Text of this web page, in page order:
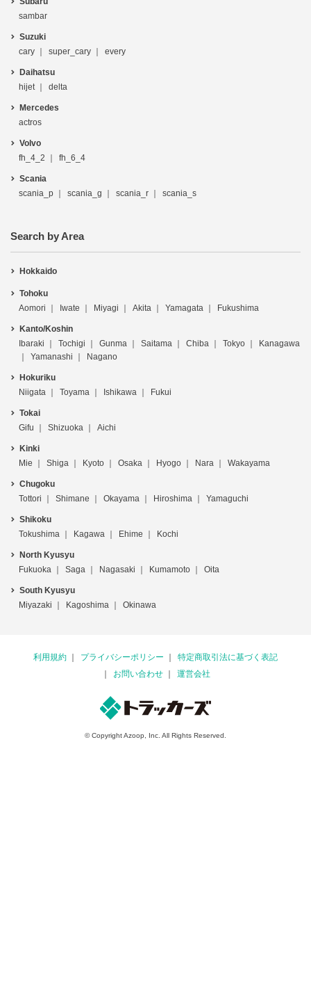
sambar
Suzuki
cary
super_cary every
Daihatsu
hijet
delta
Mercedes
actros
Volvo
fh_4_2
fh_6_4
Scania
scania_p
scania_g scania_r scania_s
Search by Area
Hokkaido
Tohoku
Aomori
Iwate Miyagi Akita Yamagata Fukushima
Kanto/Koshin
Ibaraki
Tochigi Gunma Saitama Chiba Tokyo
Kanagawa
Yamanashi
Nagano
Hokuriku
Niigata
Toyama Ishikawa Fukui
Tokai
Gifu
Shizuoka Aichi
Kinki
Mie
Shiga Kyoto Osaka Hyogo Nara Wakayama
Chugoku
Tottori
Shimane Okayama Hiroshima Yamaguchi
Shikoku
Tokushima
Kagawa Ehime Kochi
North Kyusyu
Fukuoka
Saga Nagasaki Kumamoto Oita
South Kyusyu
Miyazaki
Kagoshima Okinawa
利用規約 プライバシーポリシー
特定商取引法に基づく表記
お問い合わせ
運営会社
© Copyright Azoop, Inc. All Rights Reserved.